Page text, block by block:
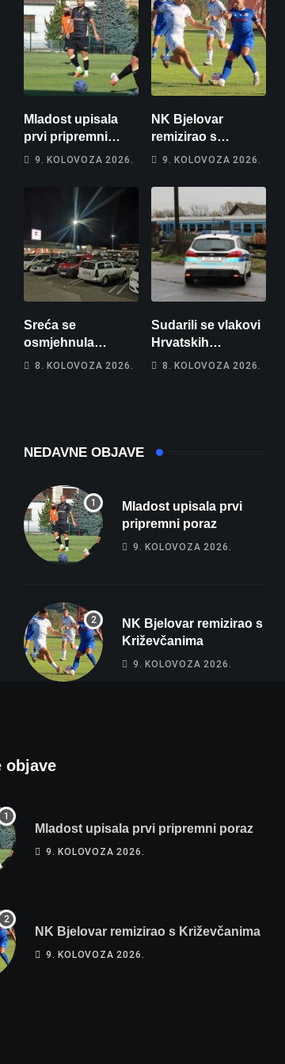
Mladost upisala
prvi pripremni
poraz
9. KOLOVOZA 2026.
NK Bjelovar
remizirao s
Križevčanima
9. KOLOVOZA 2026.
Sreća se
osmjehnula
Bjelovarčaninu:
8. KOLOVOZA 2026.
Sudarili se vlakovi
Hrvatskih
željeznica. Šestero
8. KOLOVOZA 2026.
NEDAVNE OBJAVE
Mladost upisala prvi
pripremni poraz
9. KOLOVOZA 2026.
NK Bjelovar remizirao s
Križevčanima
9. KOLOVOZA 2026.
objave
Mladost upisala prvi pripremni poraz
9. KOLOVOZA 2026.
NK Bjelovar remizirao s Križevčanima
9. KOLOVOZA 2026.